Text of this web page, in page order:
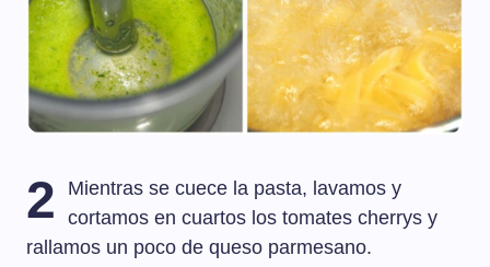
2
Mientras se cuece la pasta, lavamos y
cortamos en cuartos los tomates cherrys y
rallamos un poco de queso parmesano.